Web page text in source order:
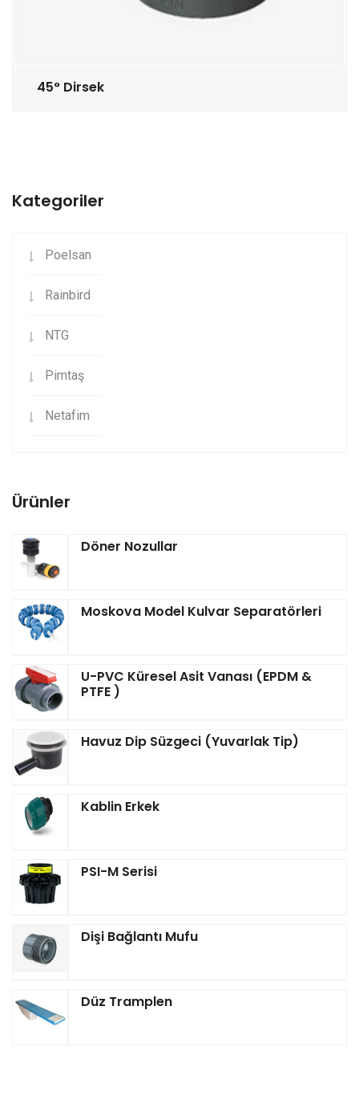
45° Dirsek
Kategoriler
Poelsan
Rainbird
NTG
Pimtaş
Netafim
Ürünler
Döner Nozullar
Moskova Model Kulvar Separatörleri
U-PVC Küresel Asit Vanası (EPDM &
PTFE )
Havuz Dip Süzgeci (Yuvarlak Tip)
Kablin Erkek
PSI-M Serisi
Dişi Bağlantı Mufu
Düz Tramplen